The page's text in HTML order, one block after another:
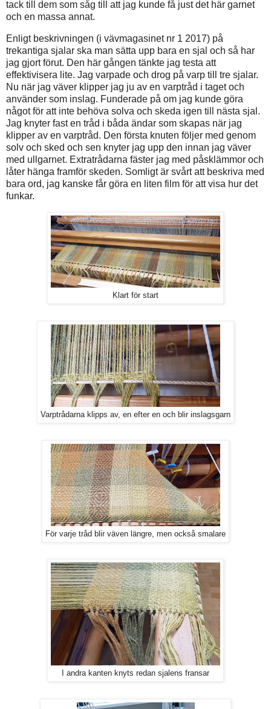
tack till dem som såg till att jag kunde få just det här garnet
och en massa annat.
Enligt beskrivningen (i vävmagasinet nr 1 2017) på
trekantiga sjalar ska man sätta upp bara en sjal och så har
jag gjort förut. Den här gången tänkte jag testa att
effektivisera lite. Jag varpade och drog på varp till tre sjalar.
Nu när jag väver klipper jag ju av en varptråd i taget och
använder som inslag. Funderade på om jag kunde göra
något för att inte behöva solva och skeda igen till nästa sjal.
Jag knyter fast en tråd i båda ändar som skapas när jag
klipper av en varptråd. Den första knuten följer med genom
solv och sked och sen knyter jag upp den innan jag väver
med ullgarnet. Extratrådarna fäster jag med påsklämmor och
låter hänga framför skeden. Somligt är svårt att beskriva med
bara ord, jag kanske får göra en liten film för att visa hur det
funkar.
Klart för start
Varptrådarna klipps av, en efter en och blir inslagsgarn
För varje tråd blir väven längre, men också smalare
I andra kanten knyts redan sjalens fransar